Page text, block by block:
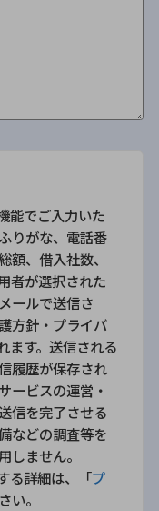
能でご入力いた
りがな、電話番
額、借入社数、
者が選択された
ールで送信さ
方針・プライバ
ます。送信される
履歴が保存され
ービスの運営・
信を完了させる
などの調査等を
しません。
る詳細は、「プ
い。